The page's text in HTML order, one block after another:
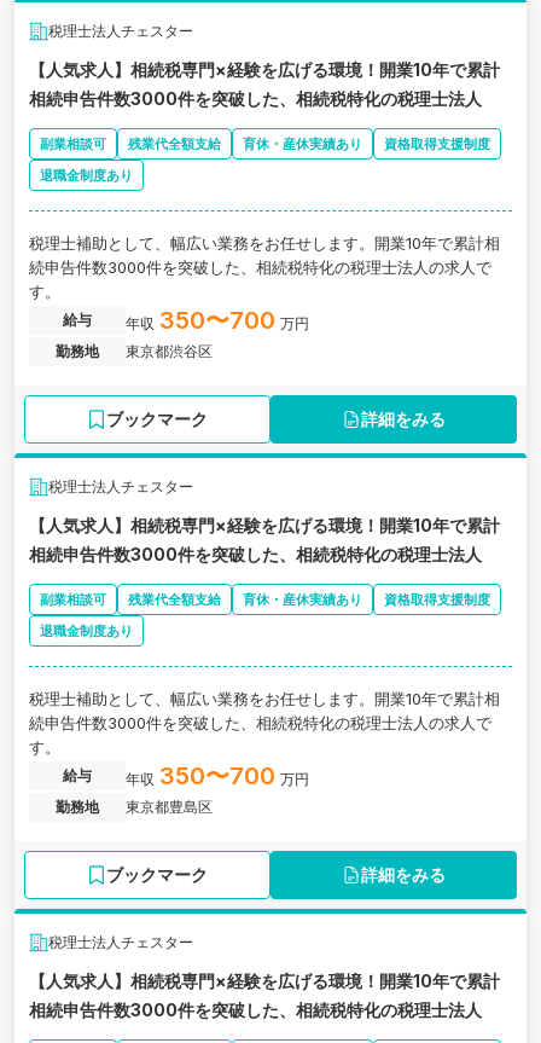
税理士法人チェスター
【人気求人】相続税専門×経験を広げる環境！開業10年で累計
相続申告件数3000件を突破した、相続税特化の税理士法人
副業相談可 残業代全額支給 育休・産休実績あり
資格取得支援制度
退職金制度あり
税理士補助として、幅広い業務をお任せします。開業10年で累計相
続申告件数3000件を突破した、相続税特化の税理士法人の求人で
す。
給与 年収 350〜700 万円
勤務地
東京都渋谷区
ブックマーク 詳細をみる
税理士法人チェスター
【人気求人】相続税専門×経験を広げる環境！開業10年で累計
相続申告件数3000件を突破した、相続税特化の税理士法人
副業相談可 残業代全額支給 育休・産休実績あり
資格取得支援制度
退職金制度あり
税理士補助として、幅広い業務をお任せします。開業10年で累計相
続申告件数3000件を突破した、相続税特化の税理士法人の求人で
す。
給与 年収 350〜700 万円
勤務地
東京都豊島区
ブックマーク 詳細をみる
税理士法人チェスター
【人気求人】相続税専門×経験を広げる環境！開業10年で累計
相続申告件数3000件を突破した、相続税特化の税理士法人